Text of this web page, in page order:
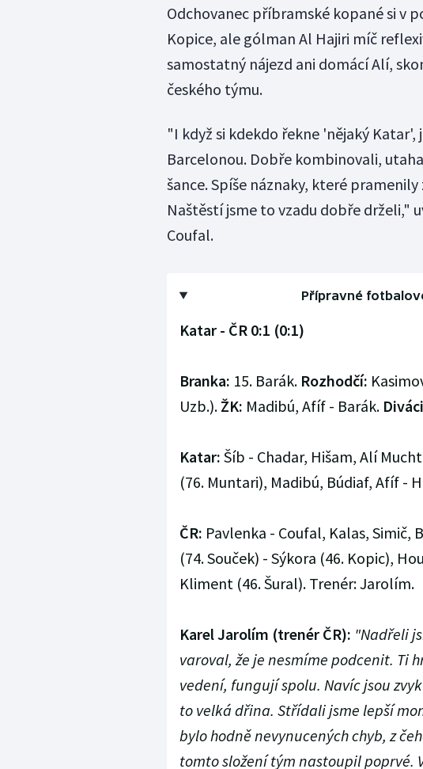
Odchovanec příbramské kopané si v
Kopice, ale gólman Al Hajiri míč
samostatný nájezd ani domácí Alí,
českého týmu.
"I když si kdekdo řekne 'nějaký
Barcelonou. Dobře kombinovali,
šance. Spíše náznaky, které
Naštěstí jsme to vzadu dobře drželi,"
Coufal.
Přípravné
Katar - ČR 0:1 (0:1)
Branka: 15. Barák. Rozhodčí:
Uzb.). ŽK: Madibú, Afíf - Barák.
Katar: Šíb - Chadar, Hišam, Alí
(76. Muntari), Madibú, Búdiaf, Afíf -
ČR: Pavlenka - Coufal, Kalas, Simič,
(74. Souček) - Sýkora (46. Kopic),
Kliment (46. Šural). Trenér: Jarolím.
Karel Jarolím (trenér ČR): "Nadřeli
varoval, že je nesmíme podcenit. Ti
vedení, fungují spolu. Navíc jsou
to velká dřina. Střídali jsme lepší
bylo hodně nevynucených chyb, z
tomto složení tým nastoupil poprvé.